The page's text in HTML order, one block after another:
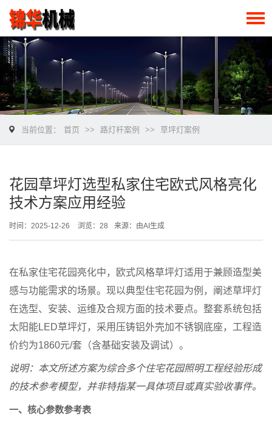
当前位置： 首页 >> 路灯杆案例 >> 草坪灯案例
花园草坪灯选型私家住宅欧式风格亮化
技术方案应用经验
时间：2025-12-26 浏览：28 来源：由AI生成
在私家住宅花园亮化中，欧式风格草坪灯适用于兼顾造型美
感与功能需求的场景。现以典型住宅花园为例，阐述草坪灯
在选型、安装、运维及合规方面的技术要点。整套系统包括
太阳能LED草坪灯，采用压铸铝外壳加不锈钢底座，工程造
价约为1860元/套（含基础安装及调试）。
说明：本文所述方案为综合多个住宅花园照明工程经验形成
的技术参考模型，并非特指某一具体项目或真实验收事件。
一、核心参数参考表